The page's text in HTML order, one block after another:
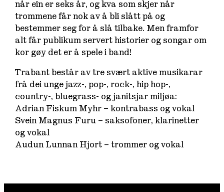
når ein er seks år, og kva som skjer når
trommene får nok av å bli slått på og
bestemmer seg for å slå tilbake. Men framfor
alt får publikum servert historier og songar om
kor gøy det er å spele i band!
Trabant består av tre svært aktive musikarar
frå dei unge jazz-, pop-, rock-, hip hop-,
country-, bluegrass- og janitsjar miljøa:
Adrian Fiskum Myhr – kontrabass og vokal
Svein Magnus Furu – saksofoner, klarinetter
og vokal
Audun Lunnan Hjort – trommer og vokal